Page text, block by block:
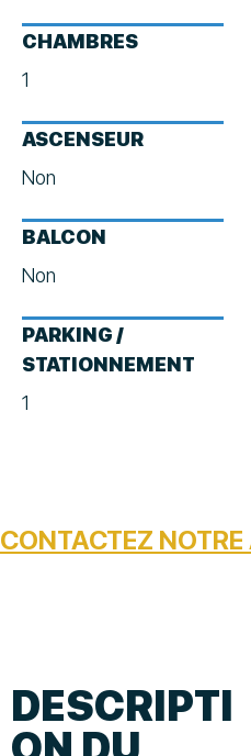
CHAMBRES
1
ASCENSEUR
Non
BALCON
Non
PARKING /
STATIONNEMENT
1
CONTACTEZ NOTRE
DESCRIPTI